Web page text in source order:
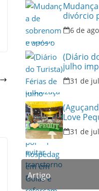
divórcio
dos
para
6 de
(Diário
julho
reforçam
31 de
Love
de
no fim
31 de
Artigo